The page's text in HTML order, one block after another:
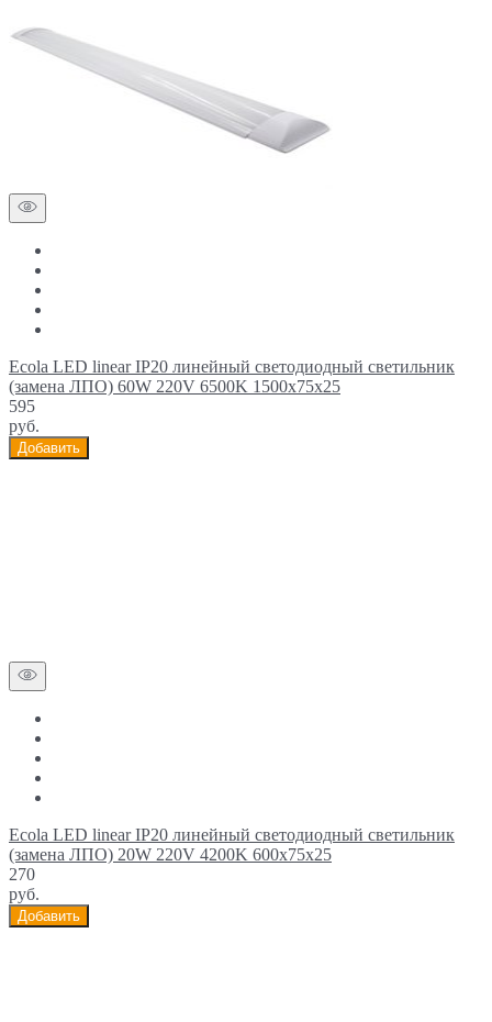
Ecola LED linear IP20 линейный светодиодный светильник
(замена ЛПО) 60W 220V 6500K 1500x75x25
595
руб.
Добавить
Ecola LED linear IP20 линейный светодиодный светильник
(замена ЛПО) 20W 220V 4200K 600x75x25
270
руб.
Добавить